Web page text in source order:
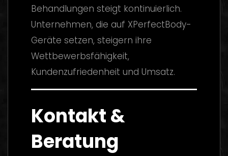
Behandlungen steigt kontinuierlich.
Unternehmen, die auf XPerfectBody-
Geräte setzen, steigern ihre
Wettbewerbsfähigkeit,
Kundenzufriedenheit und Umsatz.
Kontakt &
Beratung